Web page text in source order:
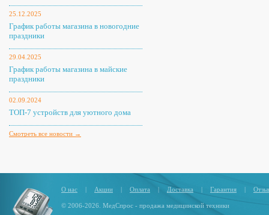
25.12.2025
График работы магазина в новогодние
праздники
29.04.2025
График работы магазина в майские
праздники
02.09.2024
ТОП-7 устройств для уютного дома
Смотреть все новости →
О нас | Акции | Оплата | Доставка | Гарантия |
© 2006-2026. МедСпрос - продажа медицинской техники